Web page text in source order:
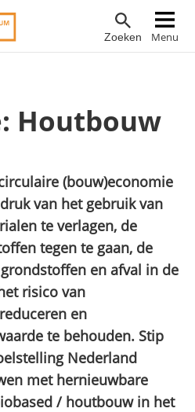
Zoeken Menu
Hoofdnavigatie
Houtbouw
(bouw)economie
van het gebruik van
te verlagen, de
tegen te gaan, de
en afval in de
risico van
en
te behouden. Stip
Nederland
met hernieuwbare
/ houtbouw in het